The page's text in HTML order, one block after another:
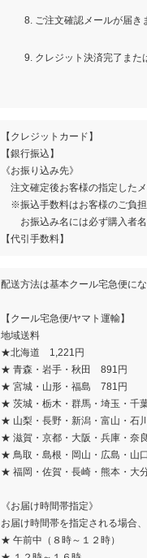
ご注文確認メールが届き
クレジット決済完了また
【クレジットカード】
【銀行振込】
《お振り込み先》
注文確定後お客様の指定した
※振込手数料はお客様のご負担
お振込み名には必ず購入者名
【代引手数料】
配送方法は基本クール宅急便にな
【クール宅急便/ヤマト運輸】
地域送料
★北海道 1,221円
★ 青森・岩手・秋田 891円
★ 宮城・山形・福島 781円
★ 茨城・栃木・群馬・埼玉・千
★ 山梨・長野・新潟・富山・石
★ 滋賀・京都・大阪・兵庫・奈
★ 鳥取・島根・岡山・広島・山
★ 福岡・佐賀・長崎・熊本・大
《お届け時間帯指定》
お届け時間帯を指定される場合
★ 午前中（８時～１２時）